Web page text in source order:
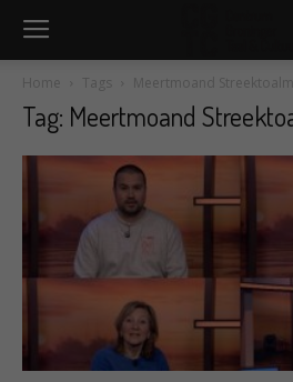
Home Tags Meertmoand
Tag: Meertmoand